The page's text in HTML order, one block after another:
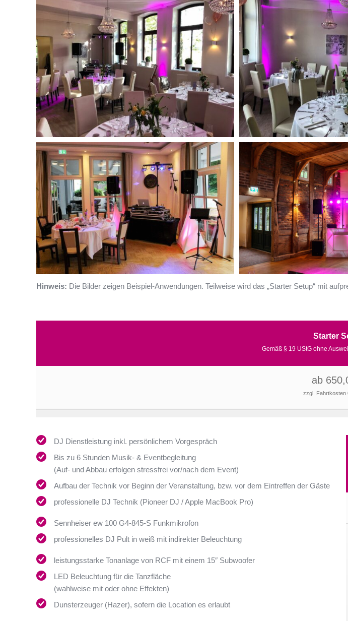
Hinweis: Die Bilder zeigen Beispiel-Anwendungen. Teilweise wird das „Starter Setup“ mit
Starter
Gemäß § 19 UStG ohne
ab
zzgl. Fahrtkosten
DJ Dienstleistung inkl. persönlichem Vorgespräch
Bis zu 6 Stunden Musik- & Eventbegleitung
(Auf- und Abbau erfolgen stressfrei vor/nach dem Event)
Aufbau der Technik vor Beginn der Veranstaltung, bzw. vor dem Eintreffen der Gäste
professionelle DJ Technik (Pioneer DJ / Apple MacBook Pro)
Sennheiser ew 100 G4-845-S Funkmikrofon
professionelles DJ Pult in weiß mit indirekter Beleuchtung
leistungsstarke Tonanlage von RCF mit einem 15″ Subwoofer
LED Beleuchtung für die Tanzfläche
(wahlweise mit oder ohne Effekten)
Dunsterzeuger (Hazer), sofern die Location es erlaubt